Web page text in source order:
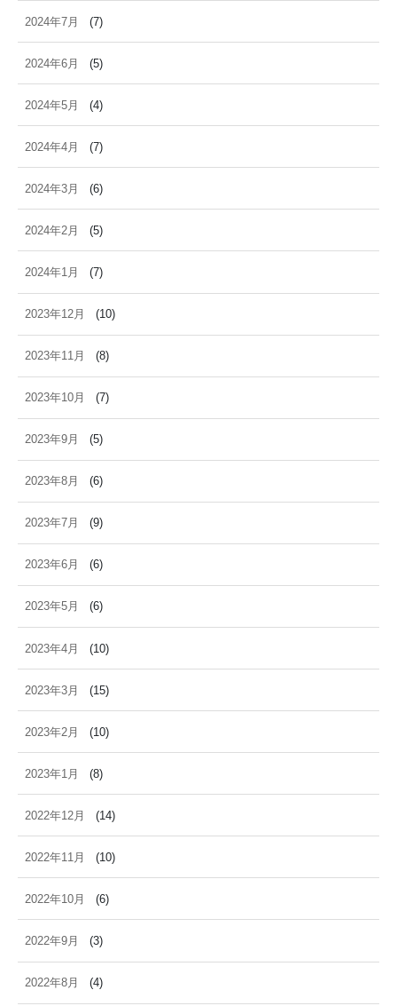
2024年7月 (7)
2024年6月 (5)
2024年5月 (4)
2024年4月 (7)
2024年3月 (6)
2024年2月 (5)
2024年1月 (7)
2023年12月 (10)
2023年11月 (8)
2023年10月 (7)
2023年9月 (5)
2023年8月 (6)
2023年7月 (9)
2023年6月 (6)
2023年5月 (6)
2023年4月 (10)
2023年3月 (15)
2023年2月 (10)
2023年1月 (8)
2022年12月 (14)
2022年11月 (10)
2022年10月 (6)
2022年9月 (3)
2022年8月 (4)